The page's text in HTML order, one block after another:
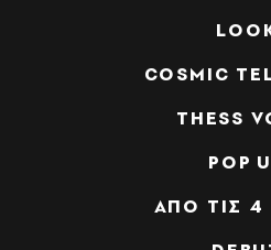
COSMIC
THESS
POP
ΑΠΟ ΤΙΣ 4